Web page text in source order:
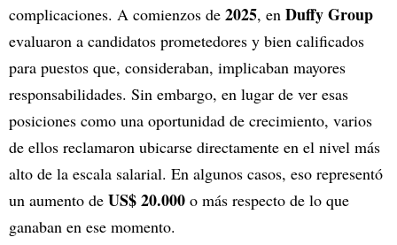
complicaciones. A comienzos de 2025, en Duffy Group
evaluaron a candidatos prometedores y bien calificados
para puestos que, consideraban, implicaban mayores
responsabilidades. Sin embargo, en lugar de ver esas
posiciones como una oportunidad de crecimiento, varios
de ellos reclamaron ubicarse directamente en el nivel más
alto de la escala salarial. En algunos casos, eso representó
un aumento de US$ 20.000 o más respecto de lo que
ganaban en ese momento.